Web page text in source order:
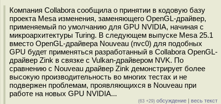
Компания Сollabora сообщила о принятии в кодовую базу
проекта Mesa изменения, заменяющего OpenGL-драйвер,
применяемый по умолчанию для GPU NVIDIA, начиная с
микроархитектуры Turing. В следующем выпуске Mesa 25.1
вместо OpenGL-драйвера Nouveau (nvc0) для подобных
GPU будет применяться разработанный в Сollabora OpenGL-
драйвер Zink в связке с Vulkan-драйвером NVK. По
сравнению с Nouveau драйвер Zink демонстрирует более
высокую производительность во многих тестах и не
подвержен проблемам, проявляющихся в Nouveau при
работе на новых GPU NVIDIA...
(63 +29) обсуждение | весь текст